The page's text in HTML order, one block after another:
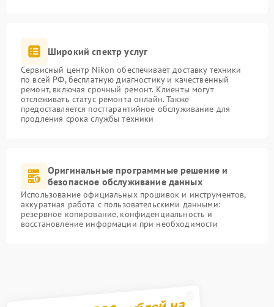
Широкий спектр услуг
Сервисный центр Nikon обеспечивает доставку техники
по всей РФ, бесплатную диагностику и качественный
ремонт, включая срочный ремонт. Клиенты могут
отслеживать статус ремонта онлайн. Также
предоставляется постгарантийное обслуживание для
продления срока службы техники
Оригинальные программные решение и
безопасное обслуживание данных
Использование официальных прошивок и инструментов,
аккуратная работа с пользовательскими данными:
резервное копирование, конфиденциальность и
восстановление информации при необходимости